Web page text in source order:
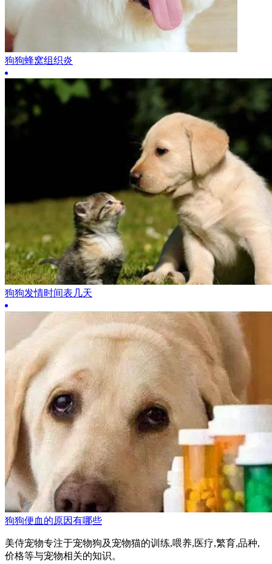
狗狗蜂窝组织炎
狗狗发情时间表几天
狗狗便血的原因有哪些
美侍宠物专注于宠物狗及宠物猫的训练,喂养,医疗,繁育,品种,
价格等与宠物相关的知识。